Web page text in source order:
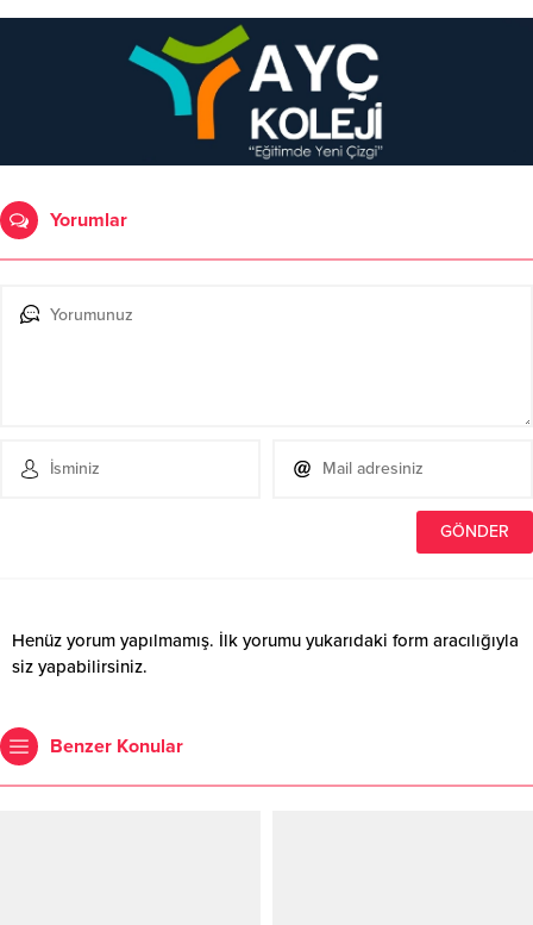
Yorumlar
Henüz yorum yapılmamış. İlk yorumu yukarıdaki form aracılığıyla
siz yapabilirsiniz.
Benzer Konular